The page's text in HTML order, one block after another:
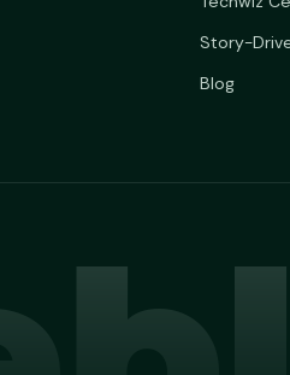
Story-
Blog